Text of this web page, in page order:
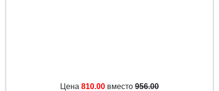
Цена 810.00 вместо 956.00